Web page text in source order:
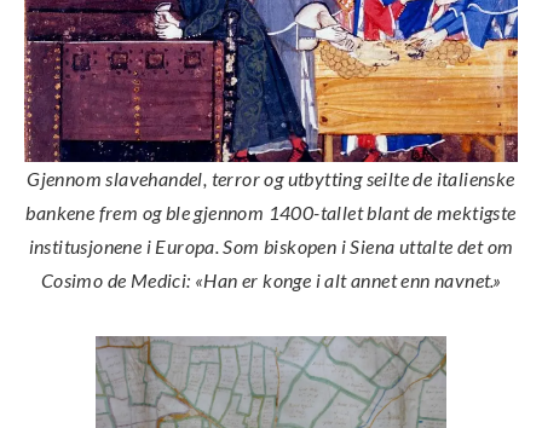
Gjennom slavehandel, terror og utbytting seilte de italienske
bankene frem og ble gjennom 1400-tallet blant de mektigste
institusjonene i Europa. Som biskopen i Siena uttalte det om
Cosimo de Medici: «Han er konge i alt annet enn navnet.»